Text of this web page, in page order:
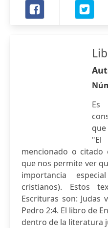
mencionado o citado
que nos permite ver
importancia
cristianos). Estos
Escrituras son: Judas
Pedro 2:4. El libro de
dentro de la literatura